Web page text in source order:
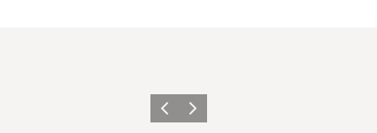
ZurückWeiter